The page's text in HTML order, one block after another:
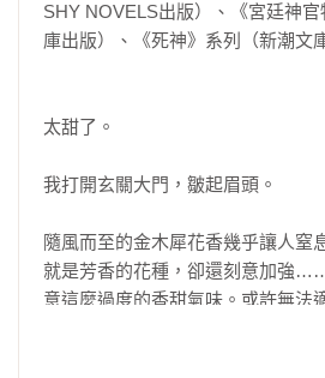
SHY NOVELS出版）、《宮廷神
庫出版）、《死神》系列（新潮文
太甜了。
我打開玄關大門，皺起眉頭。
隨風而至的金木犀花香幾乎讓人窒
就是芳香的花種，卻還刻意加強
意這麼過度的香甜氣味。或許無法